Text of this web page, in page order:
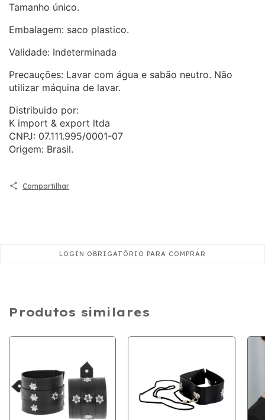
Tamanho único.
Embalagem: saco plastico.
Validade: Indeterminada
Precauções: Lavar com água e sabão neutro. Não
utilizar máquina de lavar.
Distribuido por:
K import & export ltda
CNPJ: 07.111.995/0001-07
Origem: Brasil.
Compartilhar
Produtos similares